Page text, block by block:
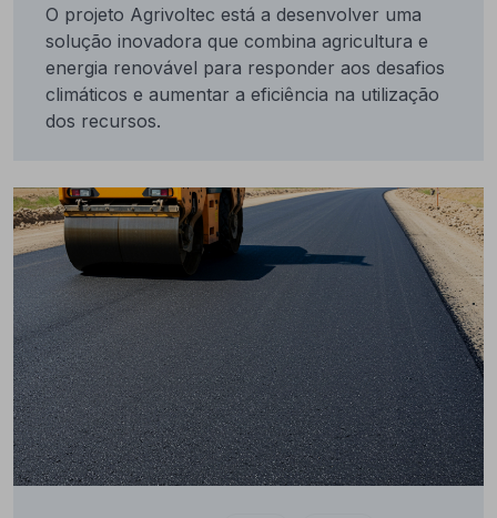
O projeto Agrivoltec está a desenvolver uma
solução inovadora que combina agricultura e
energia renovável para responder aos desafios
climáticos e aumentar a eficiência na utilização
dos recursos.